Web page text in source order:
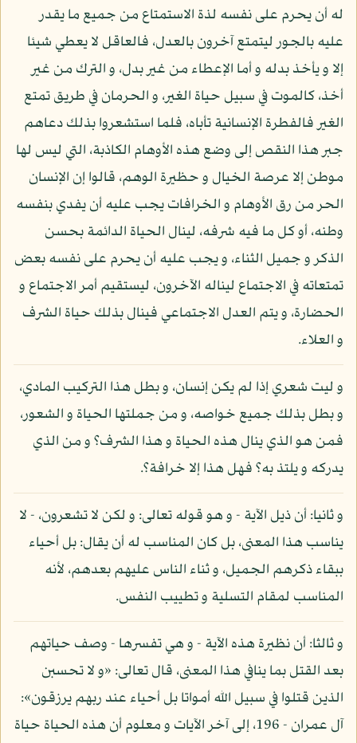
له أن يحرم على نفسه لذة الاستمتاع من جميع ما يقدر
عليه بالجور ليتمتع آخرون بالعدل، فالعاقل لا يعطي شيئا
إلا و يأخذ بدله و أما الإعطاء من غير بدل، و الترك من غير
أخذ، كالموت في سبيل حياة الغير، و الحرمان في طريق تمتع
الغير فالفطرة الإنسانية تأباه، فلما استشعروا بذلك دعاهم
جبر هذا النقص إلى وضع هذه الأوهام الكاذبة، التي ليس لها
موطن إلا عرصة الخيال و حظيرة الوهم، قالوا إن الإنسان
الحر من رق الأوهام و الخرافات يجب عليه أن يفدي بنفسه
وطنه، أو كل ما فيه شرفه، لينال الحياة الدائمة بحسن
الذكر و جميل الثناء، و يجب عليه أن يحرم على نفسه بعض
تمتعاته في الاجتماع ليناله الآخرون، ليستقيم أمر الاجتماع و
الحضارة، و يتم العدل الاجتماعي فينال بذلك حياة الشرف
و العلاء.
و ليت شعري إذا لم يكن إنسان، و بطل هذا التركيب المادي،
و بطل بذلك جميع خواصه، و من جملتها الحياة و الشعور،
فمن هو الذي ينال هذه الحياة و هذا الشرف؟ و من الذي
يدركه و يلتذ به؟ فهل هذا إلا خرافة؟.
و ثانيا: أن ذيل الآية - و هو قوله تعالى: و لكن لا تشعرون، - لا
يناسب هذا المعنى، بل كان المناسب له أن يقال: بل أحياء
ببقاء ذكرهم الجميل، و ثناء الناس عليهم بعدهم، لأنه
المناسب لمقام التسلية و تطييب النفس.
و ثالثا: أن نظيرة هذه الآية - و هي تفسرها - وصف حياتهم
بعد القتل بما ينافي هذا المعنى، قال تعالى: «و لا تحسبن
الذين قتلوا في سبيل الله أمواتا بل أحياء عند ربهم يرزقون»:
آل عمران - 196، إلى آخر الآيات و معلوم أن هذه الحياة حياة